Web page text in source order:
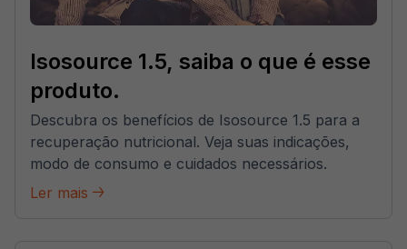
Isosource 1.5, saiba o que é esse
produto.
Descubra os benefícios de Isosource 1.5 para a
recuperação nutricional. Veja suas indicações,
modo de consumo e cuidados necessários.
Ler mais